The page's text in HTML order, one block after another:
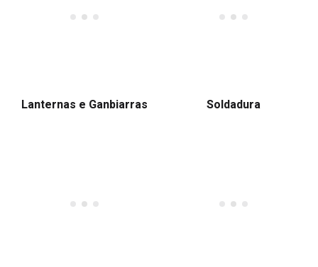
Lanternas e Ganbiarras Soldadura